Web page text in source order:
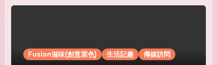
Fusion滋味(創意菜色) 生活記趣 傳媒訪問